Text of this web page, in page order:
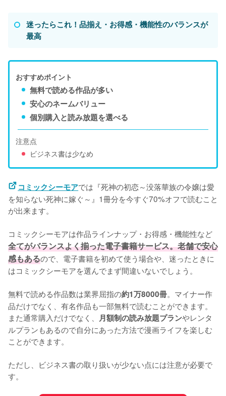
迷ったらこれ！品揃え・お得感・機能性のバランスが
最高
おすすめポイント
無料で読める作品が多い
安心のネームバリュー
個別購入と読み放題を選べる
注意点
ビジネス書は少なめ
コミックシーモアでは『死神の初恋～没落華族の令嬢は愛
を知らない死神に嫁ぐ～』1冊分を今すぐ70%オフで読むこと
が出来ます。
コミックシーモアは作品ラインナップ・お得感・機能性など
全てがバランスよく揃った電子書籍サービス。老舗で安心
感もあるので、電子書籍を初めて使う場合や、迷ったときに
はコミックシーモアを選んでまず間違いないでしょう。
無料で読める作品数は業界屈指の約1万8000冊。マイナー作
品だけでなく、有名作品も一部無料で読むことができます。
また通常購入だけでなく、 月額制の読み放題プランやレンタ
ルプランもあるので自分にあった方法で漫画ライフを楽しむ
ことができます。
ただし、ビジネス書の取り扱いが少ない点には注意が必要で
す。